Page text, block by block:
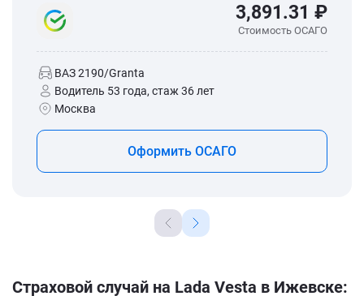
3,891.31 ₽
Стоимость ОСАГО
ВАЗ 2190/Granta
Водитель 53 года, стаж 36 лет
Москва
Оформить ОСАГО
Страховой случай на Lada Vesta в Ижевске: